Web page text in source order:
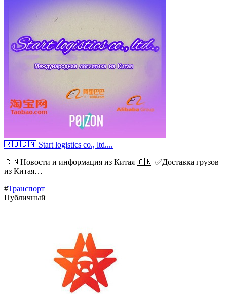
🇷🇺🇨🇳 Start logistics co., ltd....
🇨🇳Новости и информация из Китая 🇨🇳 ✅Доставка грузов
из Китая…
#Транспорт
Публичный